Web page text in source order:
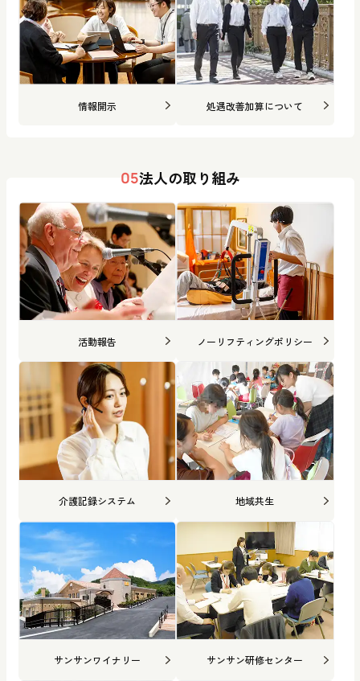
情報開示 処遇改善加算について
05法人の取り組み
活動報告 ノーリフティングポリシー
介護記録システム 地域共生
サンサンワイナリー サンサン研修センター